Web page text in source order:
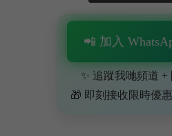
📲 加入
✨ 追蹤我哋頻道 +
🎁 即刻接收限時優